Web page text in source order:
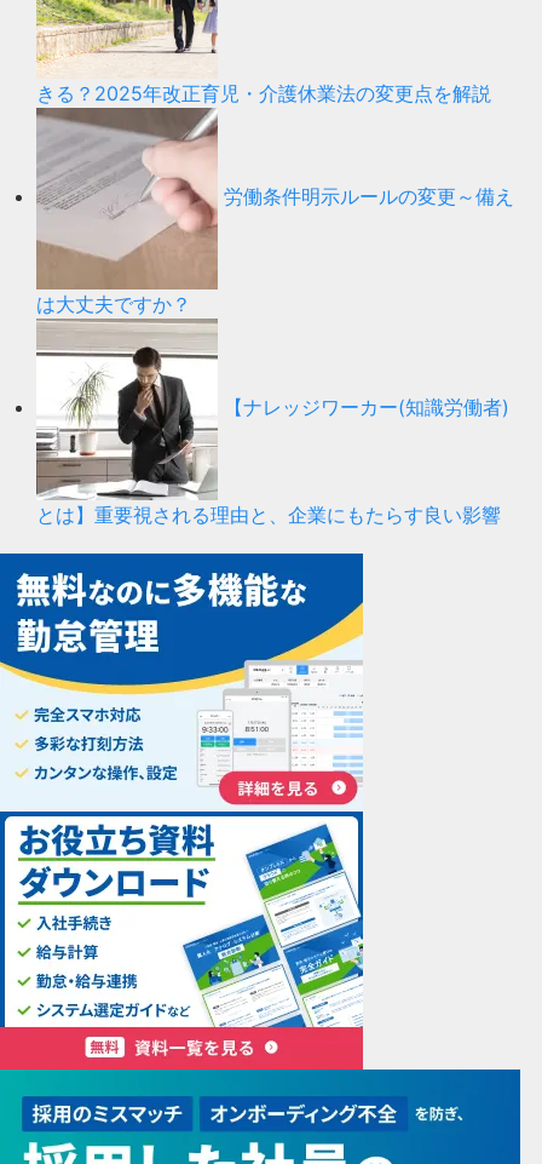
きる？2025年改正育児・介護休業法の変更点を解説
労働条件明示ルールの変更～備え
は大丈夫ですか？
【ナレッジワーカー(知識労働者)
とは】重要視される理由と、企業にもたらす良い影響